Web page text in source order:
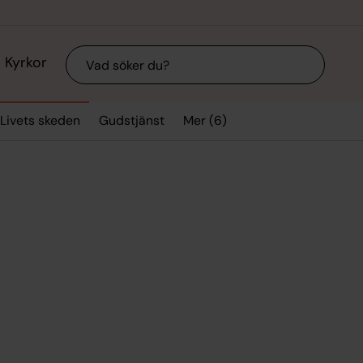
Kyrkor Sök
Livets skeden Gudstjänst Mer (6)